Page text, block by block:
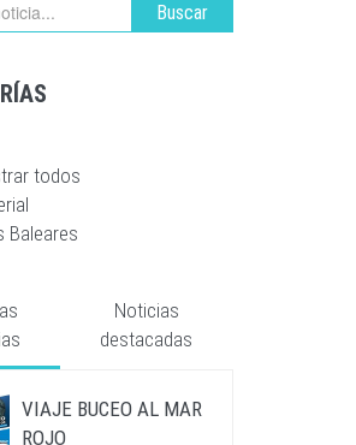
Buscar
todos
Baleares
Noticias
destacadas
VIAJE BUCEO AL MAR
ROJO